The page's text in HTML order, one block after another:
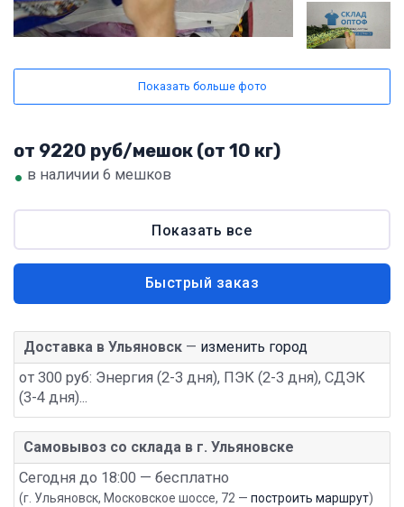
Показать больше фото
от 9220 руб/мешок (от 10 кг)
• в наличии 6 мешков
Показать все
Быстрый заказ
Доставка в Ульяновск — изменить город
от 300 руб: Энергия (2-3 дня), ПЭК (2-3 дня), СДЭК
(3-4 дня)...
Самовывоз со склада в г. Ульяновске
Сегодня до 18:00 — бесплатно
(г. Ульяновск, Московское шоссе, 72 — построить маршрут)